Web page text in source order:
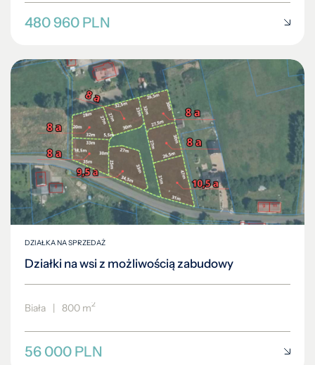
480 960 PLN
DZIAŁKA NA SPRZEDAŻ
Działki na wsi z możliwością zabudowy
Biała | 800 m2
56 000 PLN